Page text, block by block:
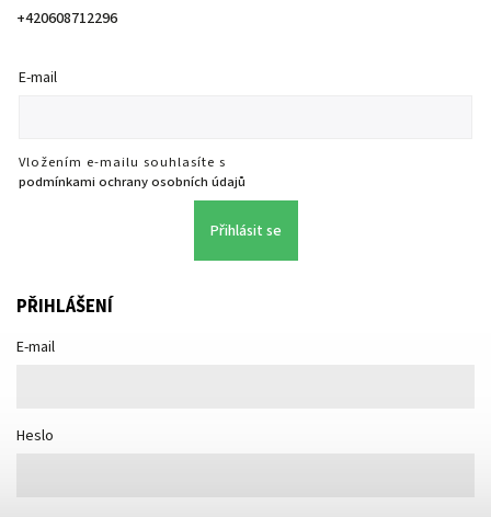
+420608712296
E-mail
Vložením e-mailu souhlasíte s
podmínkami ochrany osobních údajů
Přihlásit se
PŘIHLÁŠENÍ
E-mail
Heslo